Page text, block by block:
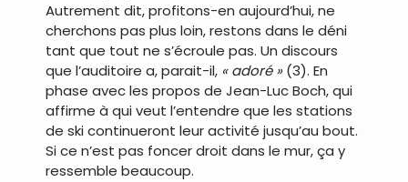
Autrement dit, profitons-en aujourd’hui, ne
cherchons pas plus loin, restons dans le déni
tant que tout ne s’écroule pas. Un discours
que l’auditoire a, parait-il, « adoré »(3). En
phase avec les propos de Jean-Luc Boch, qui
affirme à qui veut l’entendre que les stations
de ski continueront leur activité jusqu’au bout.
Si ce n’est pas foncer droit dans le mur, ça y
ressemble beaucoup.